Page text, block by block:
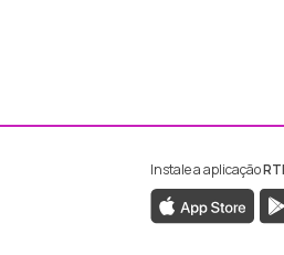
da RTP
da RTP
Instale a aplicação